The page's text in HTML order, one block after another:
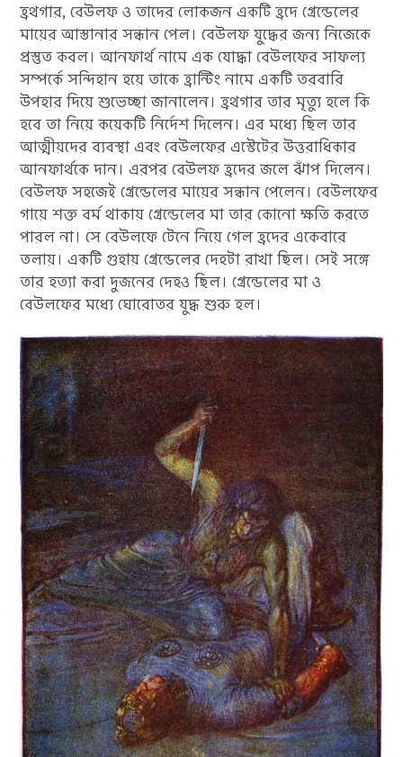
হ্রথগার, বেউলফ ও তাদের লোকজন একটি হ্রদে গ্রেন্ডেলের
মায়ের আস্তানার সন্ধান পেল। বেউলফ যুদ্ধের জন্য নিজেকে
প্রস্তুত করল। আনফার্থ নামে এক যোদ্ধা বেউলফের সাফল্য
সম্পর্কে সন্দিহান হয়ে তাকে হ্রান্টিং নামে একটি তরবারি
উপহার দিয়ে শুভেচ্ছা জানালেন। হ্রথগার তার মৃত্যু হলে কি
হবে তা নিয়ে কয়েকটি নির্দেশ দিলেন। এর মধ্যে ছিল তার
আত্মীয়দের ব্যবস্থা এবং বেউলফের এস্টেটের উত্তরাধিকার
আনফার্থকে দান। এরপর বেউলফ হ্রদের জলে ঝাঁপ দিলেন।
বেউলফ সহজেই গ্রেন্ডেলের মায়ের সন্ধান পেলেন। বেউলফের
গায়ে শক্ত বর্ম থাকায় গ্রেন্ডেলের মা তার কোনো ক্ষতি করতে
পারল না। সে বেউলফে টেনে নিয়ে গেল হ্রদের একেবারে
তলায়। একটি গুহায় গ্রেন্ডেলের দেহটা রাখা ছিল। সেই সঙ্গে
তার হত্যা করা দুজনের দেহও ছিল। গ্রেন্ডেলের মা ও
বেউলফের মধ্যে ঘোরোতর যুদ্ধ শুরু হল।